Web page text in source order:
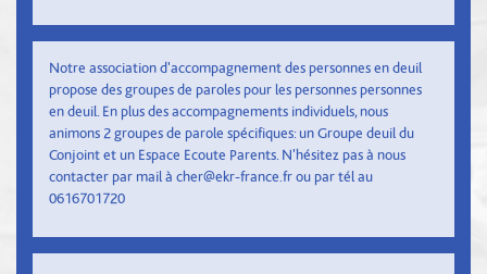
Notre association d'accompagnement des personnes en deuil
propose des groupes de paroles pour les personnes personnes
en deuil. En plus des accompagnements individuels, nous
animons 2 groupes de parole spécifiques: un Groupe deuil du
Conjoint et un Espace Ecoute Parents. N'hésitez pas à nous
contacter par mail à cher@ekr-france.fr ou par tél au
0616701720